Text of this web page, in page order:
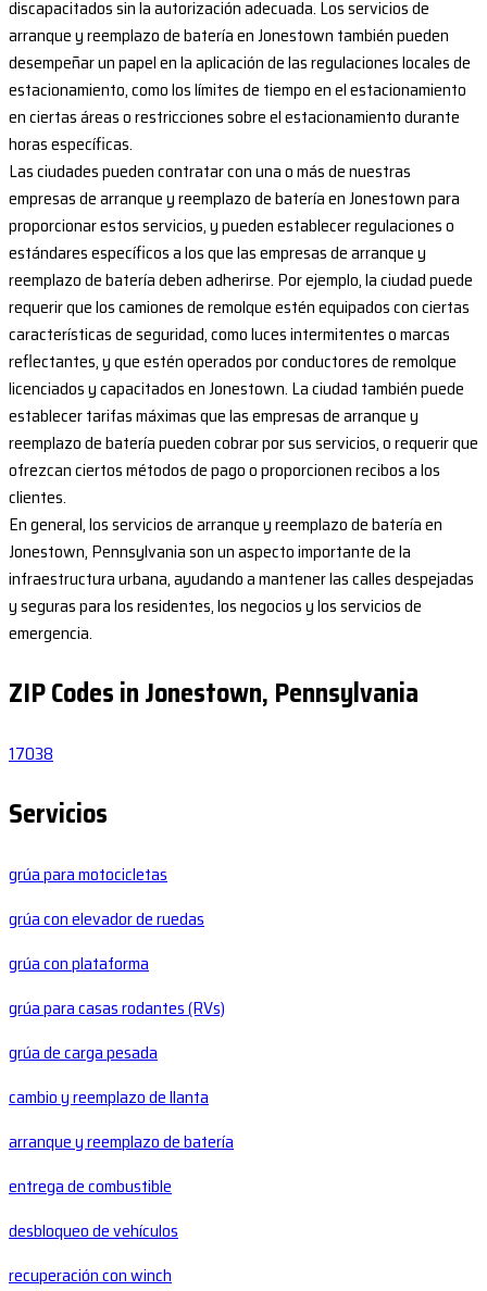
discapacitados sin la autorización adecuada. Los servicios de
arranque y reemplazo de batería en Jonestown también pueden
desempeñar un papel en la aplicación de las regulaciones locales de
estacionamiento, como los límites de tiempo en el estacionamiento
en ciertas áreas o restricciones sobre el estacionamiento durante
horas específicas.
Las ciudades pueden contratar con una o más de nuestras
empresas de arranque y reemplazo de batería en Jonestown para
proporcionar estos servicios, y pueden establecer regulaciones o
estándares específicos a los que las empresas de arranque y
reemplazo de batería deben adherirse. Por ejemplo, la ciudad puede
requerir que los camiones de remolque estén equipados con ciertas
características de seguridad, como luces intermitentes o marcas
reflectantes, y que estén operados por conductores de remolque
licenciados y capacitados en Jonestown. La ciudad también puede
establecer tarifas máximas que las empresas de arranque y
reemplazo de batería pueden cobrar por sus servicios, o requerir que
ofrezcan ciertos métodos de pago o proporcionen recibos a los
clientes.
En general, los servicios de arranque y reemplazo de batería en
Jonestown, Pennsylvania son un aspecto importante de la
infraestructura urbana, ayudando a mantener las calles despejadas
y seguras para los residentes, los negocios y los servicios de
emergencia.
ZIP Codes in Jonestown, Pennsylvania
17038
Servicios
grúa para motocicletas
grúa con elevador de ruedas
grúa con plataforma
grúa para casas rodantes (RVs)
grúa de carga pesada
cambio y reemplazo de llanta
arranque y reemplazo de batería
entrega de combustible
desbloqueo de vehículos
recuperación con winch